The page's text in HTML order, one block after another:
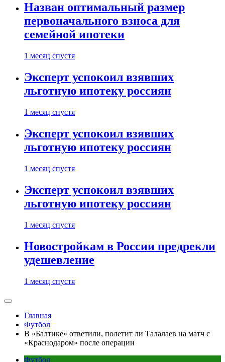
Назван оптимальный размер
первоначального взноса для
семейной ипотеки
1 месяц спустя
Эксперт успокоил взявших
льготную ипотеку россиян
1 месяц спустя
Эксперт успокоил взявших
льготную ипотеку россиян
1 месяц спустя
Эксперт успокоил взявших
льготную ипотеку россиян
1 месяц спустя
Новостройкам в России предрекли
удешевление
1 месяц спустя
Главная
Футбол
В «Балтике» ответили, полетит ли Талалаев на матч с
«Краснодаром» после операции
Футбол